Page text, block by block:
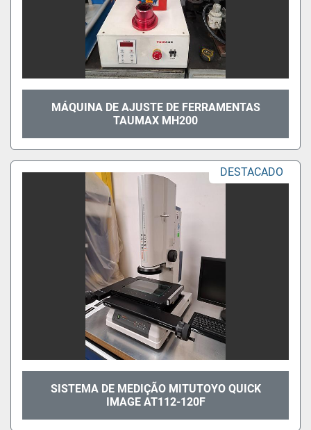
MÁQUINA DE AJUSTE DE FERRAMENTAS
TAUMAX MH200
DESTACADO
SISTEMA DE MEDIÇÃO MITUTOYO QUICK
IMAGE AT112-120F